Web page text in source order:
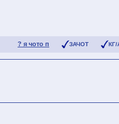
? я чото п ЗАЧОТ